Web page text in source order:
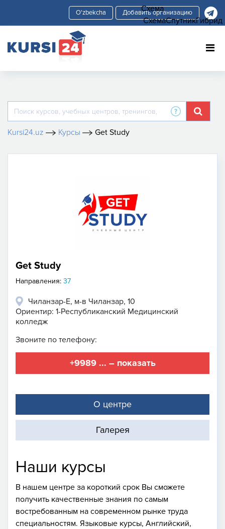
Добавить организацию
Kursi24.uz Курсы Get Study
Get Study
Направления: 37
Чиланзар-Е, м-в Чиланзар, 10
Ориентир: 1-Республиканский Медицинский
колледж
Звоните по телефону:
+9989 ... – показать
О центре
Галерея
Наши курсы
В нашем центре за короткий срок Вы сможете
получить качественные знания по самым
востребованным на современном рынке труда
специальностям. Языковые курсы, Английский,
Схема
СхемаСпутникГибрид